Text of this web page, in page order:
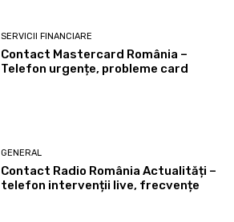
SERVICII FINANCIARE
Contact Mastercard România –
Telefon urgențe, probleme card
GENERAL
Contact Radio România Actualități –
telefon intervenții live, frecvențe